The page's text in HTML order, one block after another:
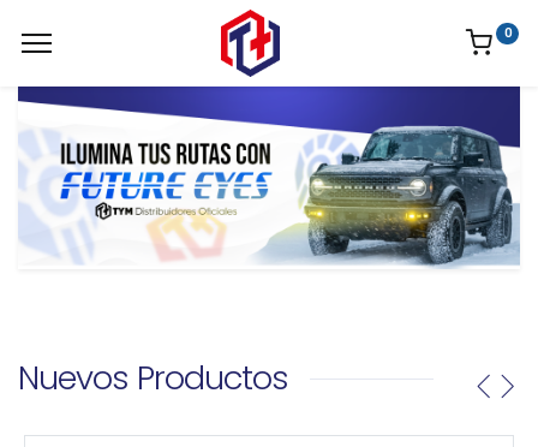
0
Nuevos Productos